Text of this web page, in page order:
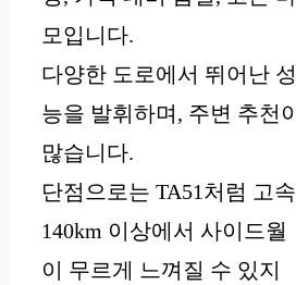
모입니다.
다양한 도로에서 뛰어난 성
능을 발휘하며, 주변 추천이
많습니다.
단점으로는 TA51처럼 고속
140km 이상에서 사이드월
이 무르게 느껴질 수 있지